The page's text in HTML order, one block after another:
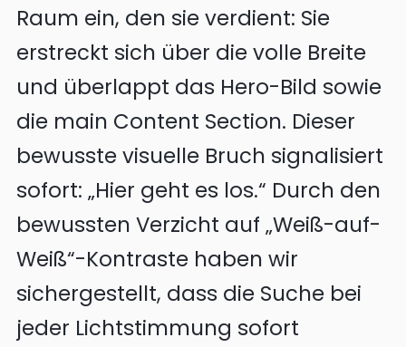
Raum ein, den sie verdient: Sie
erstreckt sich über die volle Breite
und überlappt das Hero-Bild sowie
die main Content Section. Dieser
bewusste visuelle Bruch signalisiert
sofort: „Hier geht es los.“ Durch den
bewussten Verzicht auf „Weiß-auf-
Weiß“-Kontraste haben wir
sichergestellt, dass die Suche bei
jeder Lichtstimmung sofort